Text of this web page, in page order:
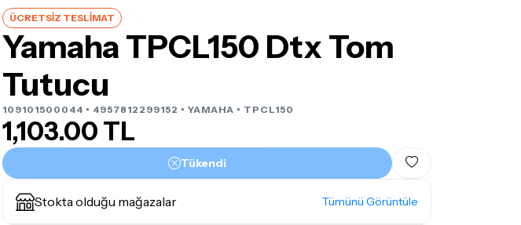
ÜCRETSİZ TESLİMAT
Yamaha TPCL150 Dtx Tom
Tutucu
109101500044 • 4957812299152 • YAMAHA • TPCL150
1,103.00 TL
Tükendi
Stokta olduğu mağazalar Tümünü Görüntüle